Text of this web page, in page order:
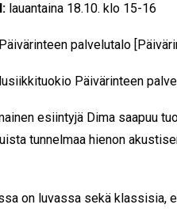
lauantaina 18.10. klo 15-16
palvelutalo
Päivärinteen
esiintyjä Dima saapuu
tunnelmaa hienon
on luvassa sekä klassisia,